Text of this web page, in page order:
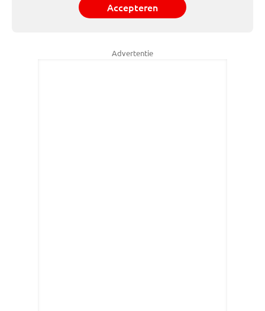
Accepteren
Advertentie